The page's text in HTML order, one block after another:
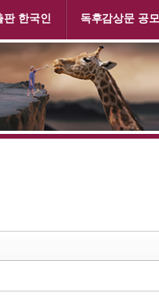
판 한국인 독후감상문 공모